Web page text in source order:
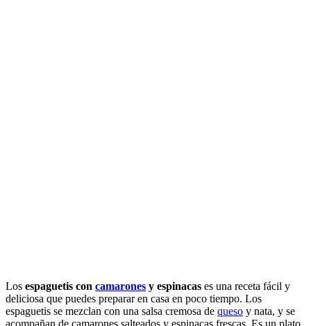
Los espaguetis con camarones y espinacas es una receta fácil y
deliciosa que puedes preparar en casa en poco tiempo. Los
espaguetis se mezclan con una salsa cremosa de queso y nata, y se
acompañan de camarones salteados y espinacas frescas. Es un plato